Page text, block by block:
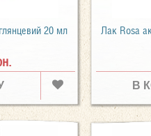
20 мл Лак Rosa
В